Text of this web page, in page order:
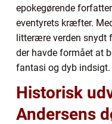
epokegørende
eventyrets kræfter.
litterære verden snydt
der havde formået at
fantasi og dyb indsigt.
Historisk
Andersens